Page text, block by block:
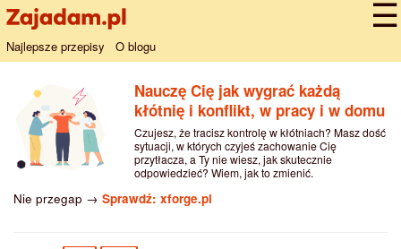
Najlepsze przepisy O blogu
Nauczę Cię jak wygrać każdą
kłótnię i konflikt, w pracy i w domu
Czujesz, że tracisz kontrolę w kłótniach? Masz dość
sytuacji, w których czyjeś zachowanie Cię
przytłacza, a Ty nie wiesz, jak skutecznie
odpowiedzieć? Wiem, jak to zmienić.
Nie przegap → Sprawdź: xforge.pl